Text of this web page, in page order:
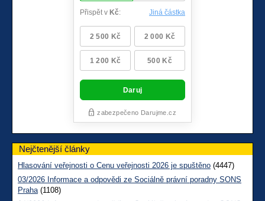
Nejčtenější články
Hlasování veřejnosti o Cenu veřejnosti 2026 je spuštěno (4447)
03/2026 Informace a odpovědi ze Sociálně právní poradny SONS
Praha(1108)